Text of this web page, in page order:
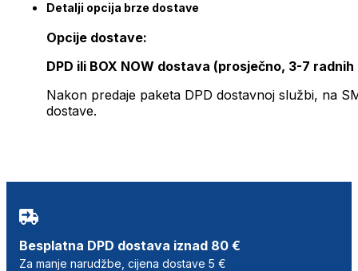
Detalji opcija brze dostave
Opcije dostave:
DPD ili BOX NOW dostava (prosječno, 3-7 radnih
Nakon predaje paketa DPD dostavnoj službi, na
dostave.
Besplatna DPD dostava iznad 80 €
Za manje narudžbe, cijena dostave 5 €